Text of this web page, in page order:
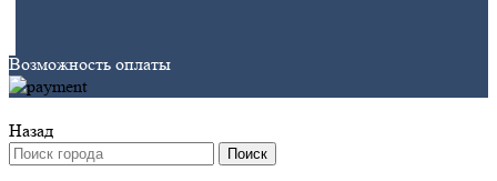
Возможность оплаты
Назад
Поиск